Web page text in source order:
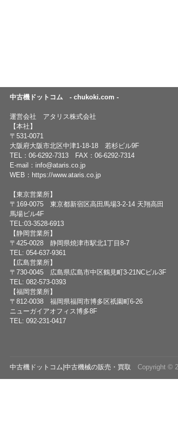
中古機ドットコム - chukoki.com -
運営会社 アタリス株式会社
【本社】
〒531-0071
大阪府大阪市北区中津1-18-18 若杉ビル9F
TEL： 06-6292-7313 FAX：06-6292-7314
E-mail： info@ataris.co.jp
WEB： https://www.ataris.co.jp
【東京営業所】
〒169-0075 東京都新宿区高田馬場3-2-14 天翔高田
馬場ビル4F
TEL:03-3528-6913
【静岡営業所】
〒425-0028 静岡県焼津市駅北1丁目8-7
TEL: 054-637-9361
【広島営業所】
〒730-0045 広島県広島市中区鶴見町3-21NCビル3F
TEL: 082-573-0393
【福岡営業所】
〒812-0038 福岡県福岡市博多区祇園町6-26
ニューガイアオフィス博多8F
TEL: 092-231-0417
中古機ドットコム|中古機械の販売・買取 Copyright ©